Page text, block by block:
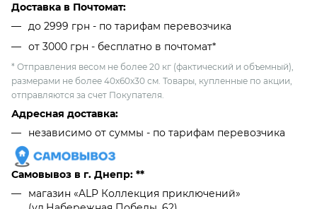
Доставка в Почтомат:
до 2999 грн - по тарифам перевозчика
от 3000 грн - бесплатно в почтомат*
* Отправления весом не более 20 кг (фактический и объемный),
размерами не более 40х60х30 см. Товары, купленные по акции,
отправляются за счет Покупателя.
Адресная доставка:
независимо от cуммы - по тарифам перевозчика
Самовывоз в г. Днепр: **
магазин «ALP Коллекция приключений»